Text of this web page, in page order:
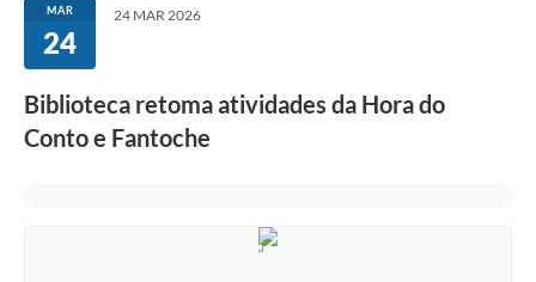
MAR
24
24 MAR 2026
Biblioteca retoma atividades da Hora do
Conto e Fantoche